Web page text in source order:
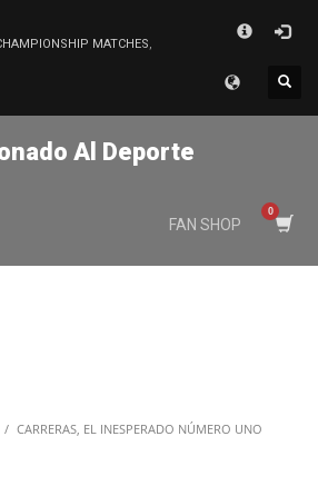
MATCHES,
Al Deporte
FAN SHOP
CARRERAS, EL INESPERADO NÚMERO UNO